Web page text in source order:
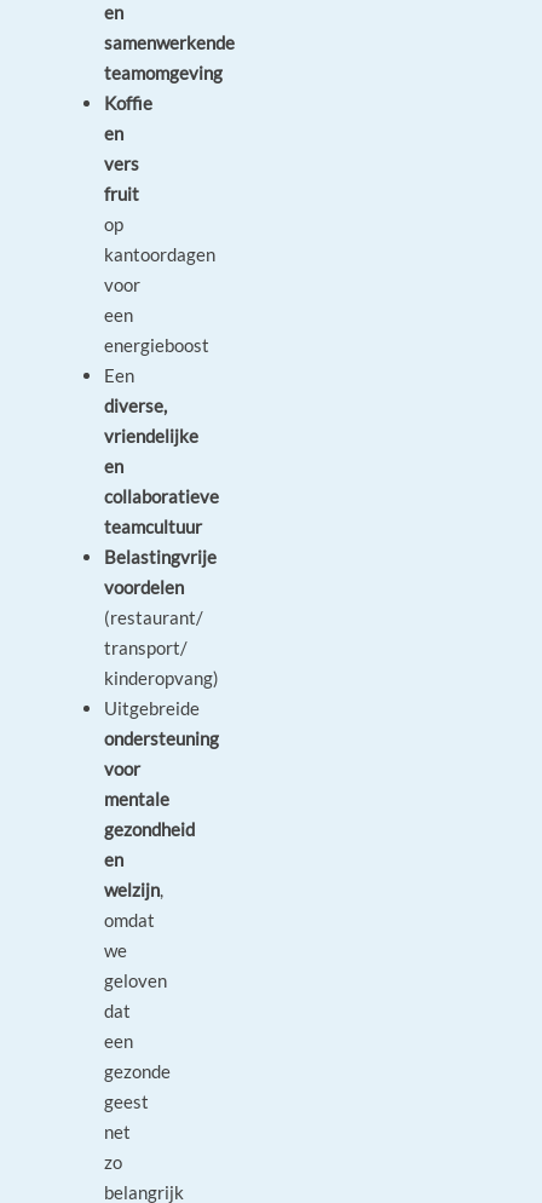
en
samenwerkende
teamomgeving
Koffie
en
vers
fruit
op
kantoordagen
voor
een
energieboost
Een
diverse,
vriendelijke
en
collaboratieve
teamcultuur
Belastingvrije
voordelen
(restaurant/
transport/
kinderopvang)
Uitgebreide
ondersteuning
voor
mentale
gezondheid
en
welzijn,
omdat
we
geloven
dat
een
gezonde
geest
net
zo
belangrijk